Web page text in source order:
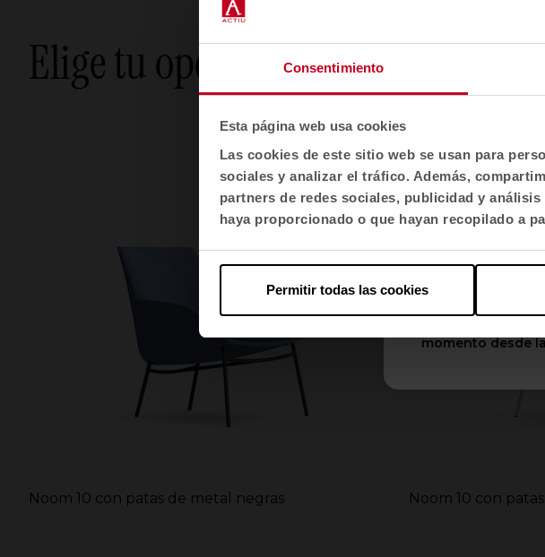
Consentimiento
Esta página web usa cookies
Las cookies de este sitio web se usan para
sociales y analizar el tráfico. Además,
partners de redes sociales, publicidad y
haya proporcionado o que hayan recopilado a
Permitir todas las cookies
Elige tu opción
Noom 10 con patas de metal negras Noom 10 con
Selecciona
Selecciona
English US
momento desde